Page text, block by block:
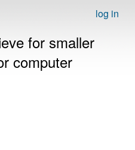
log in
for smaller
computer